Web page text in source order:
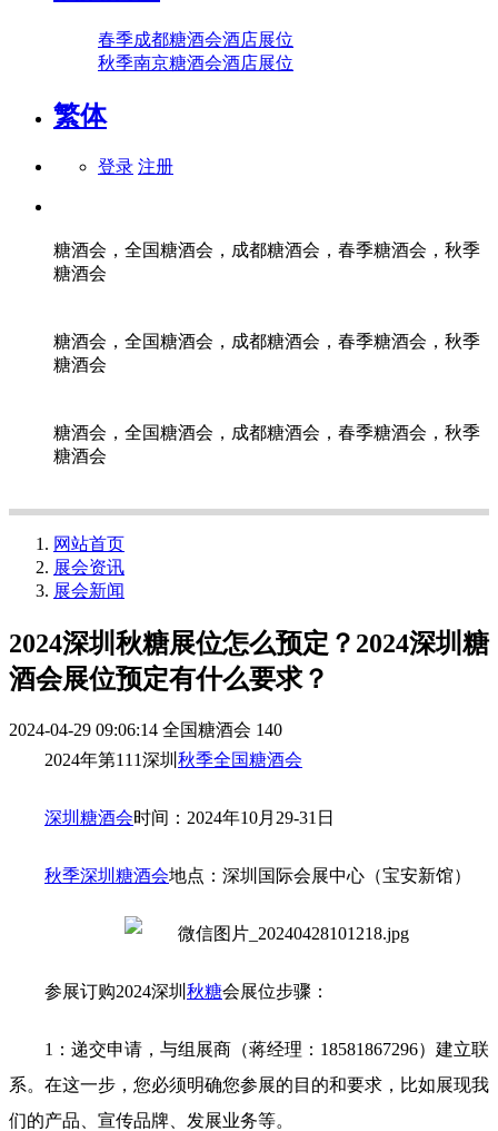
春季成都糖酒会酒店展位
秋季南京糖酒会酒店展位
繁体
登录 注册
糖酒会，全国糖酒会，成都糖酒会，春季糖酒会，秋季
糖酒会
糖酒会，全国糖酒会，成都糖酒会，春季糖酒会，秋季
糖酒会
糖酒会，全国糖酒会，成都糖酒会，春季糖酒会，秋季
糖酒会
网站首页
展会资讯
展会新闻
2024深圳秋糖展位怎么预定？2024深圳糖
酒会展位预定有什么要求？
2024-04-29 09:06:14 全国糖酒会 140
2024年第111深圳 秋季全国糖酒会
深圳糖酒会时间：2024年10月29-31日
秋季深圳糖酒会地点：深圳国际会展中心（宝安新馆）
参展订购2024深圳 秋糖会展位步骤：
1：递交申请，与组展商（蒋经理：18581867296）建立联
系。在这一步，您必须明确您参展的目的和要求，比如展现我
们的产品、宣传品牌、发展业务等。